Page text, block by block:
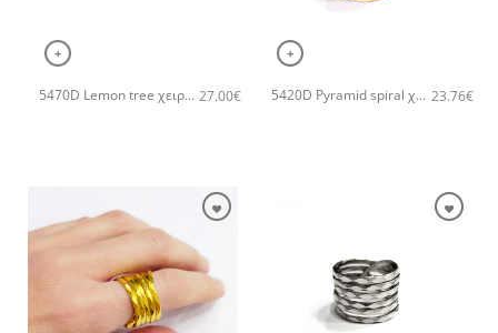
+
5470D Lemon tree χειροποίητο δαχτυλιδι Catherine bijoux Ασημί 27.00€
+
5420D Pyramid spiral χειροποίητο δαχτυλιδι Catherine bijoux Χρυσό 23.76€